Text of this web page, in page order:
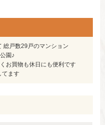
総戸数29戸のマンション
園♪
お買物も休日にも便利です
てます